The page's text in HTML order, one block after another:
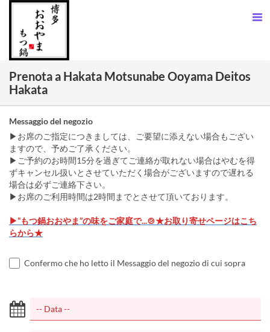
Prenota a Hakata Motsunabe Ooyama Deitos
Hakata
Messaggio del negozio
▶お席のご指定につきましては、ご要望に添えない場合もござい
ますので、予めご了承ください。
▶ご予約のお時間15分を過ぎてご連絡が取れない場合はやむを得
ずキャンセル扱いとさせていただく場合がございますので遅れる
場合は必ずご連絡下さい。
▶お席のご利用時間は2時間までとさせて頂いております。
▶“もつ鍋おおやま”の味をご家庭で...🍲★お取り寄せページはこち
らから★
Confermo che ho letto il Messaggio del negozio di cui sopra